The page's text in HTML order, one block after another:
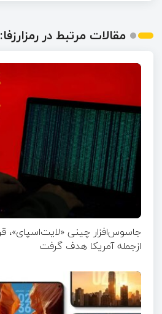
مقالات مرتبط در رمزارزفا:
ازجمله آمریکا هدف گرفت